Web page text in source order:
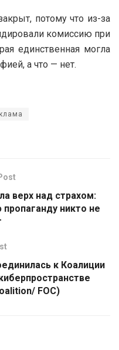
потому что из-за
комиссию при
единственная могла
а что — нет.
верх над страхом:
никто не
к Коалиции
FOC)